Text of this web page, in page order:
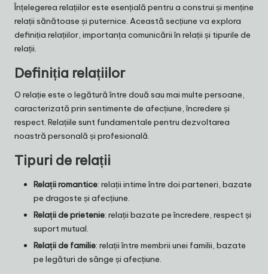
Înțelegerea relațiilor este esențială pentru a construi și menține
relații sănătoase și puternice. Această secțiune va explora
definiția relațiilor, importanța comunicării în relații și tipurile de
relații.
Definiția relațiilor
O relație este o legătură între două sau mai multe persoane,
caracterizată prin sentimente de afecțiune, încredere și
respect. Relațiile sunt fundamentale pentru dezvoltarea
noastră personală și profesională.
Tipuri de relații
Relații romantice: relații intime între doi parteneri, bazate
pe dragoste și afecțiune.
Relații de prietenie: relații bazate pe încredere, respect și
suport mutual.
Relații de familie: relații între membrii unei familii, bazate
pe legături de sânge și afecțiune.